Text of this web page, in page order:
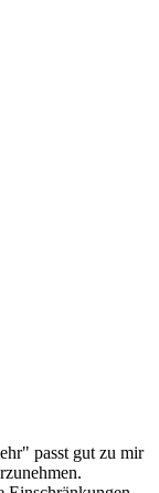
passt gut zu mir